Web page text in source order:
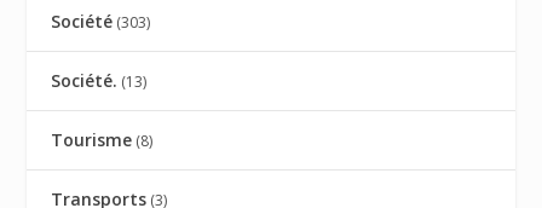
Société (303)
Société. (13)
Tourisme (8)
Transports (3)